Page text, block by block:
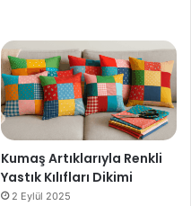
Kumaş Artıklarıyla Renkli
Yastık Kılıfları Dikimi
2 Eylül 2025